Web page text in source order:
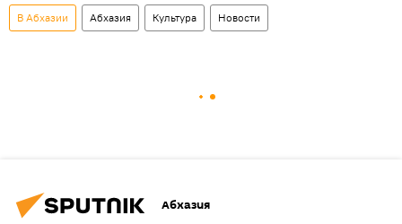
В Абхазии Абхазия Культура Новости
Абхазия